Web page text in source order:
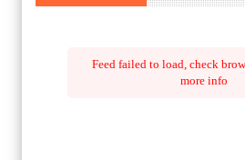
Feed failed to load, check
more info